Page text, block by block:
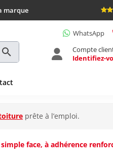
marque
WhatsApp
Compte
Identifiez-
prête à l’emploi.
face, à adhérence